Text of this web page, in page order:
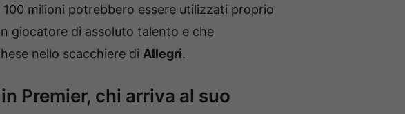
milioni potrebbero essere utilizzati proprio
giocatore di assoluto talento e che
nello scacchiere di Allegri.
Premier, chi arriva al suo